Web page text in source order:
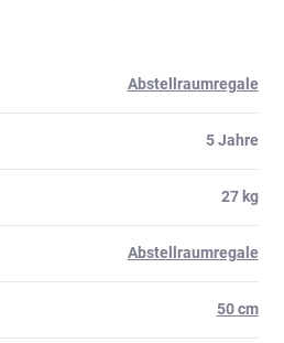
Abstellraumregale
5 Jahre
27 kg
Abstellraumregale
50 cm